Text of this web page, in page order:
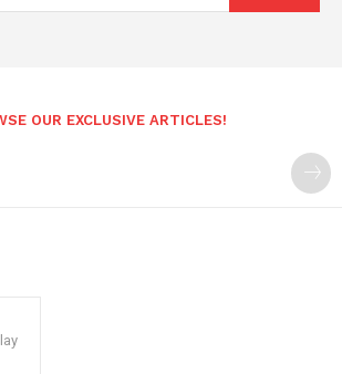
OUR EXCLUSIVE ARTICLES!